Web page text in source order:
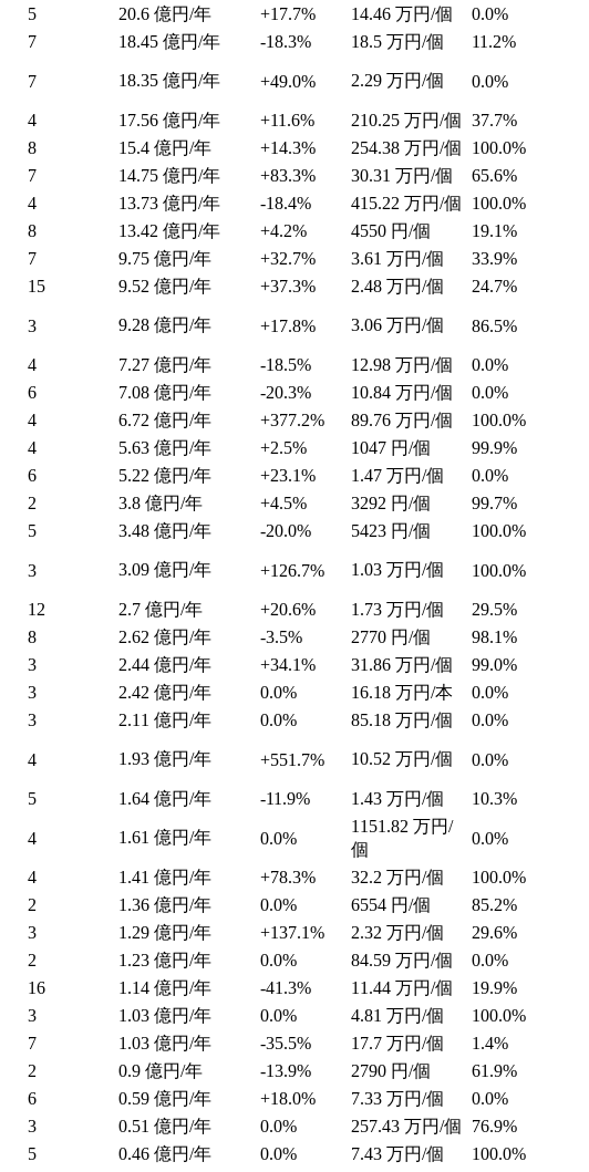
5 20.6 億円/年 +17.7% 14.46 万円/個
0.0%
7 18.45 億円/年 -18.3% 18.5 万円/個 11.2%
7 18.35 億円/年 +49.0% 2.29 万円/個 0.0%
4 17.56 億円/年 +11.6% 210.25 万円/個 37.7%
8 15.4 億円/年 +14.3% 254.38 万円/個
100.0%
7 14.75 億円/年 +83.3% 30.31 万円/個
65.6%
4 13.73 億円/年 -18.4% 415.22 万円/個
100.0%
8 13.42 億円/年 +4.2% 4550 円/個
19.1%
7 9.75 億円/年 +32.7% 3.61 万円/個
33.9%
15 9.52 億円/年 +37.3% 2.48 万円/個 24.7%
3 9.28 億円/年 +17.8% 3.06 万円/個 86.5%
4 7.27 億円/年 -18.5% 12.98 万円/個
0.0%
6 7.08 億円/年 -20.3% 10.84 万円/個
0.0%
4 6.72 億円/年 +377.2% 89.76 万円/個
100.0%
4 5.63 億円/年 +2.5% 1047 円/個
99.9%
6 5.22 億円/年 +23.1% 1.47 万円/個
0.0%
2 3.8 億円/年 +4.5% 3292 円/個
99.7%
5 3.48 億円/年 -20.0% 5423 円/個 100.0%
3 3.09 億円/年 +126.7% 1.03 万円/個 100.0%
12 2.7 億円/年 +20.6% 1.73 万円/個
29.5%
8 2.62 億円/年 -3.5% 2770 円/個
98.1%
3 2.44 億円/年 +34.1% 31.86 万円/個
99.0%
3 2.42 億円/年 0.0% 16.18 万円/本
0.0%
3 2.11 億円/年 0.0% 85.18 万円/個 0.0%
4 1.93 億円/年 +551.7% 10.52 万円/個 0.0%
5 1.64 億円/年 -11.9% 1.43 万円/個 10.3%
4 1.61 億円/年 0.0%
1151.82 万円/
個
0.0%
4 1.41 億円/年 +78.3% 32.2 万円/個
100.0%
2 1.36 億円/年 0.0% 6554 円/個
85.2%
3 1.29 億円/年 +137.1% 2.32 万円/個
29.6%
2 1.23 億円/年 0.0% 84.59 万円/個
0.0%
16 1.14 億円/年 -41.3% 11.44 万円/個
19.9%
3 1.03 億円/年 0.0% 4.81 万円/個
100.0%
7 1.03 億円/年 -35.5% 17.7 万円/個
1.4%
2 0.9 億円/年 -13.9% 2790 円/個
61.9%
6 0.59 億円/年 +18.0% 7.33 万円/個
0.0%
3 0.51 億円/年 0.0% 257.43 万円/個
76.9%
5 0.46 億円/年 0.0% 7.43 万円/個 100.0%